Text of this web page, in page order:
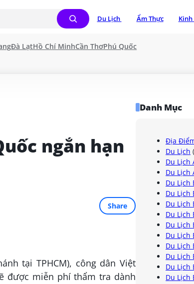
Du Lịch Ẩm Thực
Đà LạtHồ Chí MinhCần ThơPhú Quốc
ngắn hạn
Share
tại TPHCM), công dân Việt
được miễn phí thẩm tra dành
Danh Mục
Địa
Du Lịch
Du Lịch
Du Lịch
Du Lịch
Du Lịch
Du Lịch
Du Lịch
Du Lịch
Du Lịch
Du Lịch
Du Lịch
Du Lịch
Du Lịch